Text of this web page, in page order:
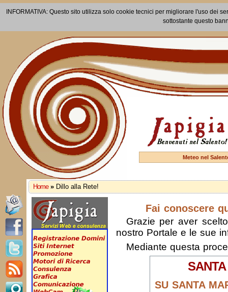
INFORMATIVA: Questo sito utilizza solo cookie tecnici per migliorare l'uso dei
sottostante questo
Meteo nel
Home » Dillo alla Rete!
Fai conoscere
Grazie per aver
nostro Portale e le sue
Mediante questa
SU SANTA